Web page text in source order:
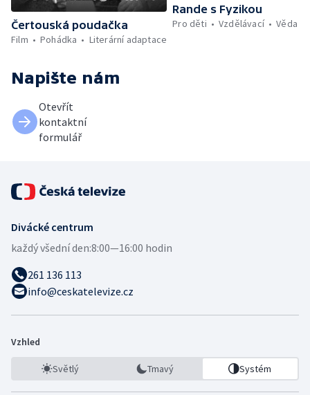
Čertouská poudačka
Film
Pohádka Literární adaptace
Rande s Fyzikou
Pro děti
Vzdělávací Věda
Napište nám
Otevřít
kontaktní
formulář
Divácké centrum
každý všední den:8:00—16:00 hodin
261 136 113
info@ceskatelevize.cz
Vzhled
Světlý Tmavý Systém